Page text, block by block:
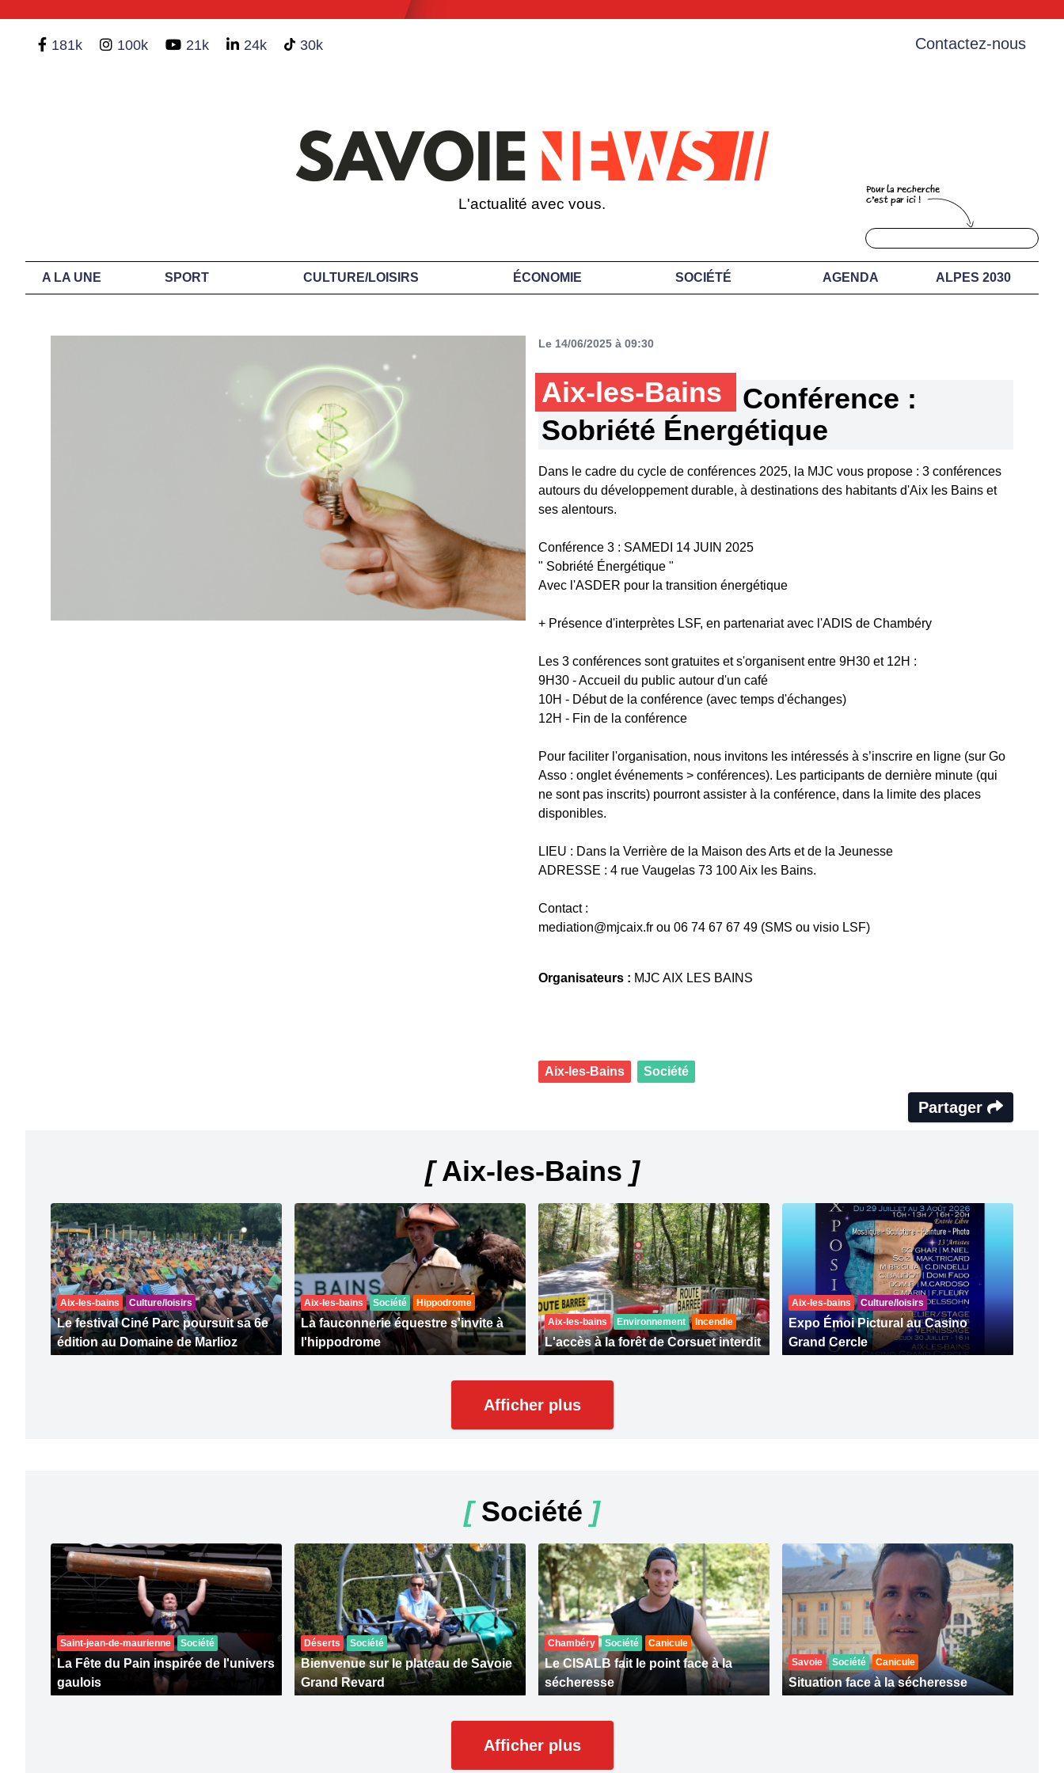
181k 100k 21k 24k 30k Contactez-nous
L'actualité avec vous.
A LA UNE SPORT CULTURE/LOISIRS ÉCONOMIE SOCIÉTÉ AGENDA ALPES 2030
Le 14/06/2025 à 09:30
Aix-les-Bains
Conférence :
Sobriété Énergétique
Dans le cadre du cycle de conférences 2025, la MJC vous propose : 3 conférences
autours du développement durable, à destinations des habitants d'Aix les Bains et
ses alentours.
Conférence 3 : SAMEDI 14 JUIN 2025
" Sobriété Énergétique "
Avec l'ASDER pour la transition énergétique
+ Présence d'interprètes LSF, en partenariat avec l'ADIS de Chambéry
Les 3 conférences sont gratuites et s'organisent entre 9H30 et 12H :
9H30 - Accueil du public autour d'un café
10H - Début de la conférence (avec temps d'échanges)
12H - Fin de la conférence
Pour faciliter l'organisation, nous invitons les intéressés à s’inscrire en ligne (sur Go
Asso : onglet événements > conférences). Les participants de dernière minute (qui
ne sont pas inscrits) pourront assister à la conférence, dans la limite des places
disponibles.
LIEU : Dans la Verrière de la Maison des Arts et de la Jeunesse
ADRESSE : 4 rue Vaugelas 73 100 Aix les Bains.
Contact :
mediation@mjcaix.fr ou 06 74 67 67 49 (SMS ou visio LSF)
Organisateurs : MJC AIX LES BAINS
Aix-les-Bains Société
Partager
[Aix-les-Bains ]
Aix-les-bains Culture/loisirs
Le festival Ciné Parc poursuit sa 6e
édition au Domaine de Marlioz
Aix-les-bains Société Hippodrome
La fauconnerie équestre s'invite à
l'hippodrome
Aix-les-bains Environnement Incendie
L'accès à la forêt de Corsuet interdit
Aix-les-bains Culture/loisirs
Expo Émoi Pictural au Casino
Grand Cercle
Afficher plus
[Société ]
Saint-jean-de-maurienne Société
La Fête du Pain inspirée de l'univers
gaulois
Déserts Société
Bienvenue sur le plateau de Savoie
Grand Revard
Chambéry Société Canicule
Le CISALB fait le point face à la
sécheresse
Savoie Société Canicule
Situation face à la sécheresse
Afficher plus